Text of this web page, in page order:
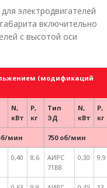
электродвигателей
включительно
с высотой оси
(модификаций
N,
кВт
P,
кг
Тип
ЭД
N,
кВт
P,
кг
мин 750 об/мин
0,40 8,6
АИРС
71B8
0,30 9,9